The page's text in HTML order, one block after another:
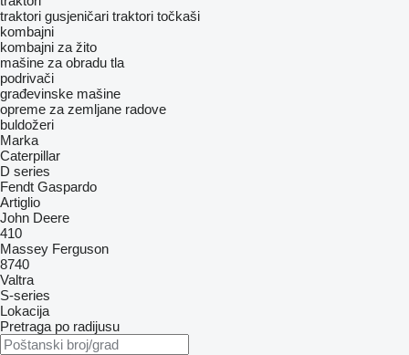
traktori gusjeničari traktori točkaši
kombajni
kombajni za žito
mašine za obradu tla
podrivači
građevinske mašine
opreme za zemljane radove
buldožeri
Marka
Caterpillar
D series
Fendt Gaspardo
Artiglio
John Deere
410
Massey Ferguson
8740
Valtra
S-series
Lokacija
Pretraga po radijusu